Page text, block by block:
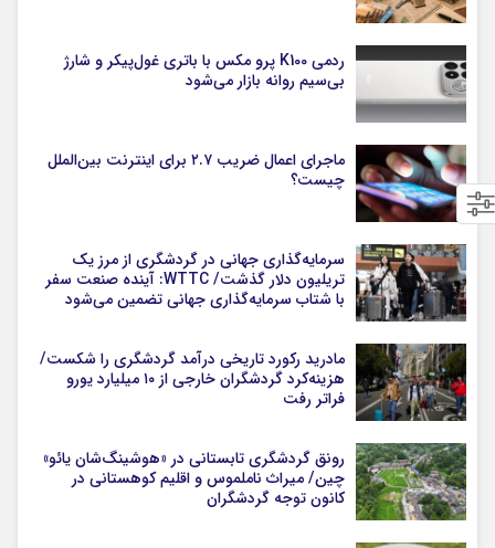
ردمی K100 پرو مکس با باتری غول‌پیکر و شارژ
بی‌سیم روانه بازار می‌شود
ماجرای اعمال ضریب ۲.۷ برای اینترنت بین‌الملل
چیست؟
سرمایه‌گذاری جهانی در گردشگری از مرز یک
تریلیون دلار گذشت/ WTTC: آینده صنعت سفر
با شتاب سرمایه‌گذاری جهانی تضمین می‌شود
مادرید رکورد تاریخی درآمد گردشگری را شکست/
هزینه‌کرد گردشگران خارجی از ۱۰ میلیارد یورو
فراتر رفت
رونق گردشگری تابستانی در «هوشینگ‌شان یائو»
چین/ میراث ناملموس و اقلیم کوهستانی در
کانون توجه گردشگران